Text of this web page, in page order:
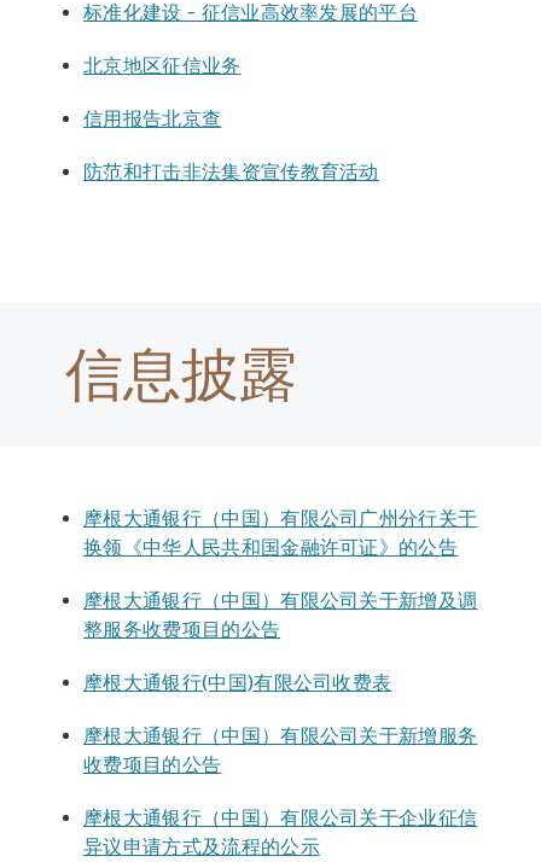
标准化建设 – 征信业高效率发展的平台
北京地区征信业务
信用报告北京查
防范和打击非法集资宣传教育活动
信息披露
摩根大通银行（中国）有限公司广州分行关于
换领《中华人民共和国金融许可证》的公告
摩根大通银行（中国）有限公司关于新增及调
整服务收费项目的公告
摩根大通银行(中国)有限公司收费表
摩根大通银行（中国）有限公司关于新增服务
收费项目的公告
摩根大通银行（中国）有限公司关于企业征信
异议申请方式及流程的公示